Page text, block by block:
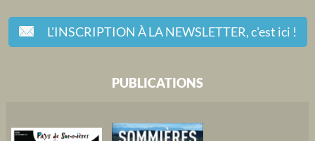
L'INSCRIPTION À LA NEWSLETTER,c'est ici !
PUBLICATIONS